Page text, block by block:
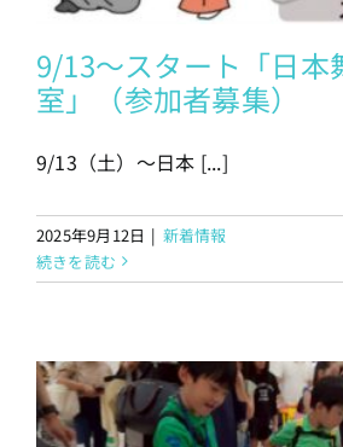
9/13〜スタート「日本
室」（参加者募集）
9/13（土）〜日本 [...]
2025年9月12日 | 新着情報
続きを読む